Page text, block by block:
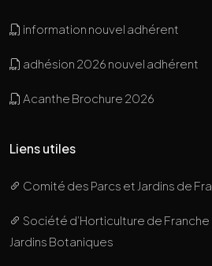
information nouvel adhérent
adhésion 2026 nouvel adhérent
Acanthe Brochure 2026
Liens utiles
Comité des Parcs et Jardins de
Société d’Horticulture de
Jardins Botaniques